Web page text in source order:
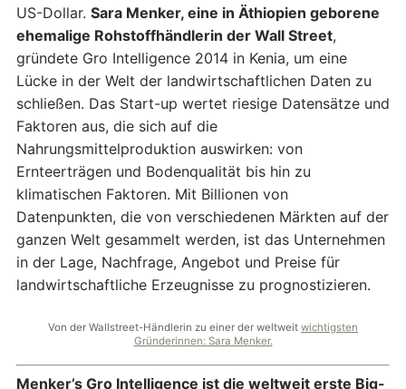
US-Dollar. Sara Menker, eine in Äthiopien geborene
ehemalige Rohstoffhändlerin der Wall Street,
gründete Gro Intelligence 2014 in Kenia, um eine
Lücke in der Welt der landwirtschaftlichen Daten zu
schließen. Das Start-up wertet riesige Datensätze und
Faktoren aus, die sich auf die
Nahrungsmittelproduktion auswirken: von
Ernteerträgen und Bodenqualität bis hin zu
klimatischen Faktoren. Mit Billionen von
Datenpunkten, die von verschiedenen Märkten auf der
ganzen Welt gesammelt werden, ist das Unternehmen
in der Lage, Nachfrage, Angebot und Preise für
landwirtschaftliche Erzeugnisse zu prognostizieren.
Von der Wallstreet-Händlerin zu einer der weltweit wichtigsten
Gründerinnen: Sara Menker.
Menker’s Gro Intelligence ist die weltweit erste Big-